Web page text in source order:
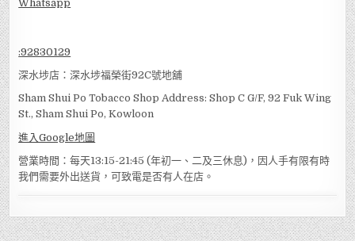
Sham Shui Po Tobacco Shop Address: Shop C G/F, 92 Fuk Wing
營業時間：每天13:15-21:45 (年初一、二及三休息)，因人手有限有時